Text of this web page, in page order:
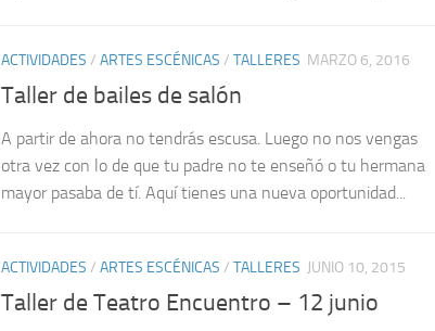
ACTIVIDADES / ARTES ESCÉNICAS / TALLERES MARZO 6, 2016
Taller de bailes de salón
A partir de ahora no tendrás escusa. Luego no nos vengas
otra vez con lo de que tu padre no te enseñó o tu hermana
mayor pasaba de tí. Aquí tienes una nueva oportunidad...
ACTIVIDADES / ARTES ESCÉNICAS / TALLERES JUNIO 10, 2015
Taller de Teatro Encuentro – 12 junio